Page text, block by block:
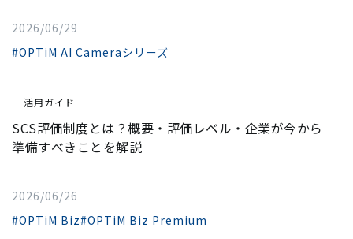
2026/06/29
#OPTiM AI Cameraシリーズ
活用ガイド
SCS評価制度とは？概要・評価レベル・企業が今から
準備すべきことを解説
2026/06/26
#OPTiM Biz#OPTiM Biz Premium